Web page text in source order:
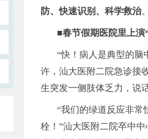
防、快速识别、科学救治。
■春节假期医院里上演
“快！病人是典型的脑
许，汕大医附二院急诊接
生突发一侧肢体乏力，说
“我们的绿道反应非
栓！”汕大医附二院卒中